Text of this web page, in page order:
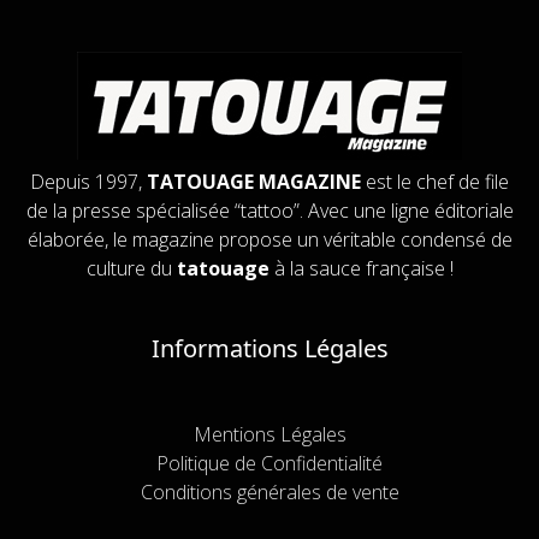
Depuis 1997, TATOUAGE MAGAZINE est le chef de file
de la presse spécialisée “tattoo”. Avec une ligne éditoriale
élaborée, le magazine propose un véritable condensé de
culture du tatouage à la sauce française !
Informations Légales
Mentions Légales
Politique de Confidentialité
Conditions générales de vente